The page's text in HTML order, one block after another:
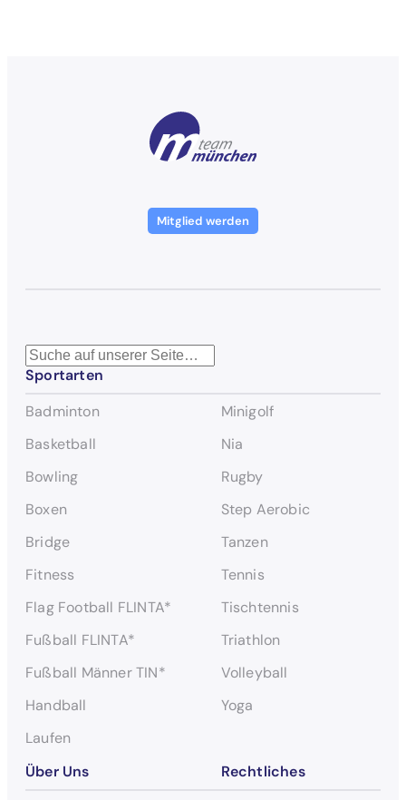
Mitglied werden
S
u
h
e
Sportarten
Badminton
Basketball
Bowling
Boxen
Bridge
Fitness
Flag Football FLINTA*
Fußball FLINTA*
Fußball Männer TIN*
Handball
Laufen
Minigolf
Nia
Rugby
Step Aerobic
Tanzen
Tennis
Tischtennis
Triathlon
Volleyball
Yoga
Über Uns
Rechtliches